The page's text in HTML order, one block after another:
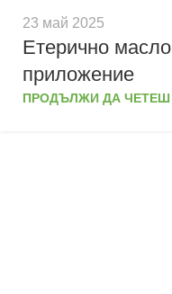
23 май 2025
Етерично
приложение
ПРОДЪЛЖИ ДА ЧЕТЕШ